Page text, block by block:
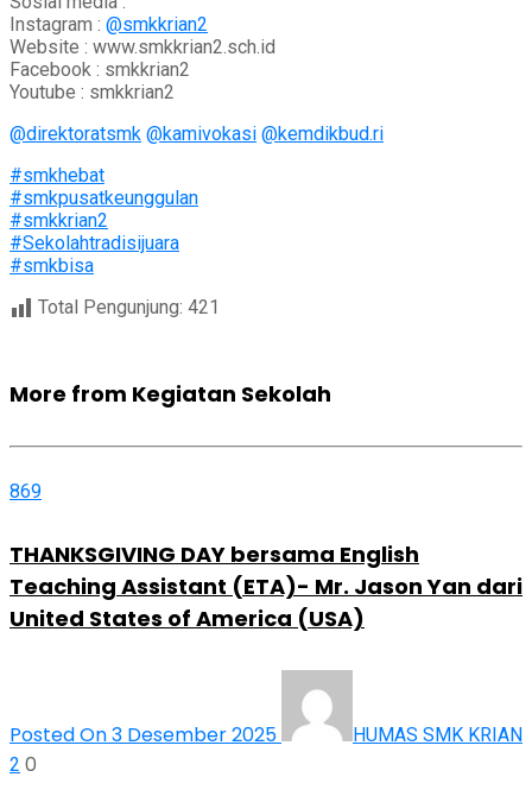
Instagram : @smkkrian2
Website : www.smkkrian2.sch.id
Facebook : smkkrian2
Youtube : smkkrian2
@direktoratsmk @kamivokasi @kemdikbud.ri
#smkhebat
#smkpusatkeunggulan
#smkkrian2
#Sekolahtradisijuara
#smkbisa
Total Pengunjung: 421
More from Kegiatan Sekolah
869
THANKSGIVING DAY bersama English
Teaching Assistant (ETA)- Mr. Jason Yan dari
United States of America (USA)
Posted On 3 Desember 2025
HUMAS SMK KRIAN
2 0